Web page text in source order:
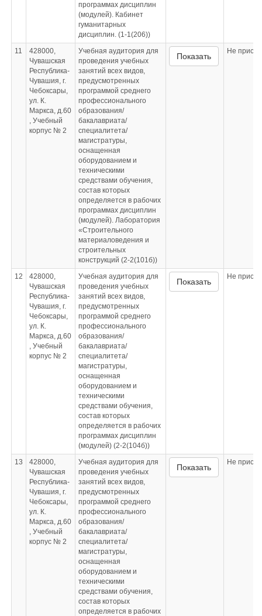
программах дисциплин
(модулей). Кабинет
гуманитарных
дисциплин. (1-1(206))
11
428000,
Чувашская
Республика-
Чувашия, г.
Чебоксары,
ул. К.
Маркса, д.60
, Учебный
корпус № 2
Учебная аудитория для
проведения учебных
занятий всех видов,
предусмотренных
программой среднего
профессионального
образования/
бакалавриата/
специалитета/
магистратуры,
оснащенная
оборудованием и
техническими
средствами обучения,
состав которых
определяется в рабочих
программах дисциплин
(модулей). Лаборатория
«Строительного
материаловедения и
строительных
конструкций (2-2(101б))
Показать
Не
12
428000,
Чувашская
Республика-
Чувашия, г.
Чебоксары,
ул. К.
Маркса, д.60
, Учебный
корпус № 2
Учебная аудитория для
проведения учебных
занятий всех видов,
предусмотренных
программой среднего
профессионального
образования/
бакалавриата/
специалитета/
магистратуры,
оснащенная
оборудованием и
техническими
средствами обучения,
состав которых
определяется в рабочих
программах дисциплин
(модулей) (2-2(104б))
Показать
Не
13
428000,
Чувашская
Республика-
Чувашия, г.
Чебоксары,
ул. К.
Маркса, д.60
, Учебный
корпус № 2
Учебная аудитория для
проведения учебных
занятий всех видов,
предусмотренных
программой среднего
профессионального
образования/
бакалавриата/
специалитета/
магистратуры,
оснащенная
оборудованием и
техническими
средствами обучения,
состав которых
определяется в рабочих
Показать
Не